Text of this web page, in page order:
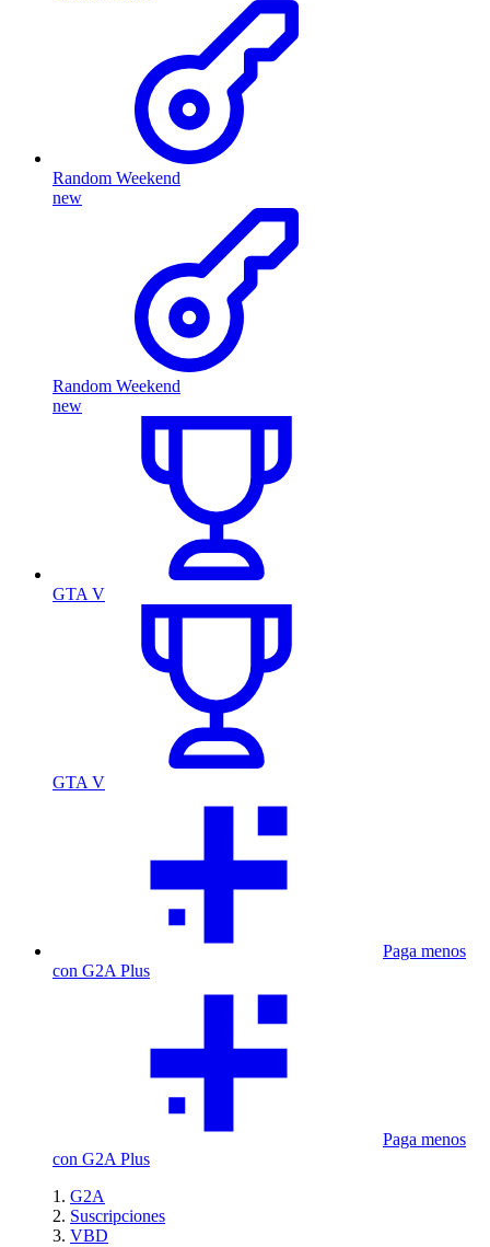
Random Weekend
new
Random Weekend
new
GTA V
GTA V
Paga menos
con G2A Plus
Paga menos
con G2A Plus
G2A
Suscripciones
VBD